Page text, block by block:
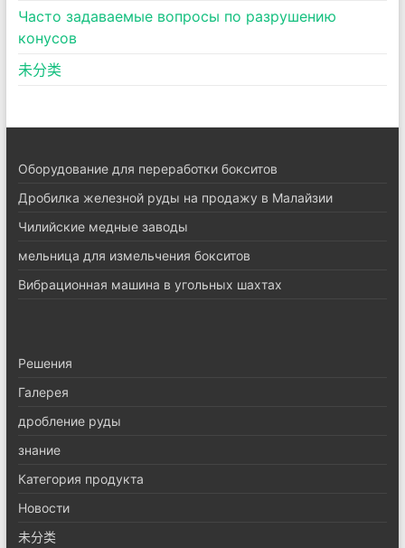
Часто задаваемые вопросы по разрушению
конусов
未分类
Оборудование для переработки бокситов
Дробилка железной руды на продажу в Малайзии
Чилийские медные заводы
мельница для измельчения бокситов
Вибрационная машина в угольных шахтах
Pешения
Галерея
дробление руды
знание
Категория продукта
Новости
未分类